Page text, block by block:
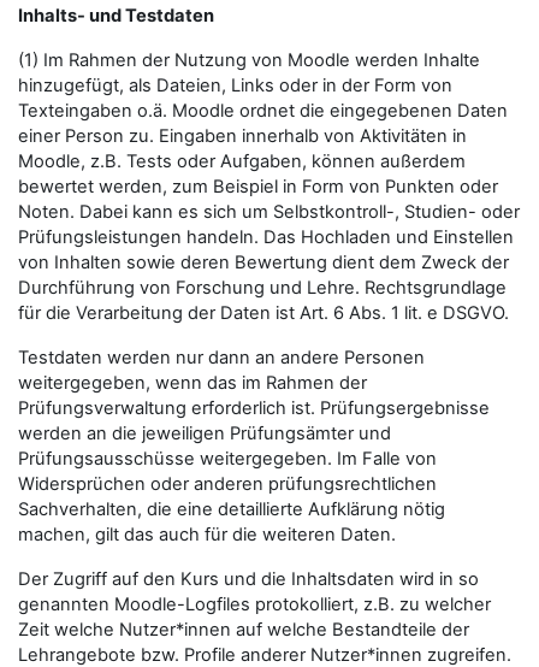
Inhalts- und Testdaten
(1) Im Rahmen der Nutzung von Moodle werden Inhalte
hinzugefügt, als Dateien, Links oder in der Form von
Texteingaben o.ä. Moodle ordnet die eingegebenen Daten
einer Person zu. Eingaben innerhalb von Aktivitäten in
Moodle, z.B. Tests oder Aufgaben, können außerdem
bewertet werden, zum Beispiel in Form von Punkten oder
Noten. Dabei kann es sich um Selbstkontroll-, Studien- oder
Prüfungsleistungen handeln. Das Hochladen und Einstellen
von Inhalten sowie deren Bewertung dient dem Zweck der
Durchführung von Forschung und Lehre. Rechtsgrundlage
für die Verarbeitung der Daten ist Art. 6 Abs. 1 lit. e DSGVO.
Testdaten werden nur dann an andere Personen
weitergegeben, wenn das im Rahmen der
Prüfungsverwaltung erforderlich ist. Prüfungsergebnisse
werden an die jeweiligen Prüfungsämter und
Prüfungsausschüsse weitergegeben. Im Falle von
Widersprüchen oder anderen prüfungsrechtlichen
Sachverhalten, die eine detaillierte Aufklärung nötig
machen, gilt das auch für die weiteren Daten.
Der Zugriff auf den Kurs und die Inhaltsdaten wird in so
genannten Moodle-Logfiles protokolliert, z.B. zu welcher
Zeit welche Nutzer*innen auf welche Bestandteile der
Lehrangebote bzw. Profile anderer Nutzer*innen zugreifen.